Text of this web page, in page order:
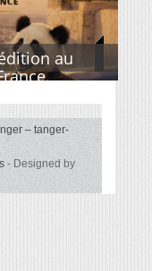
au
– tanger-
- Designed by